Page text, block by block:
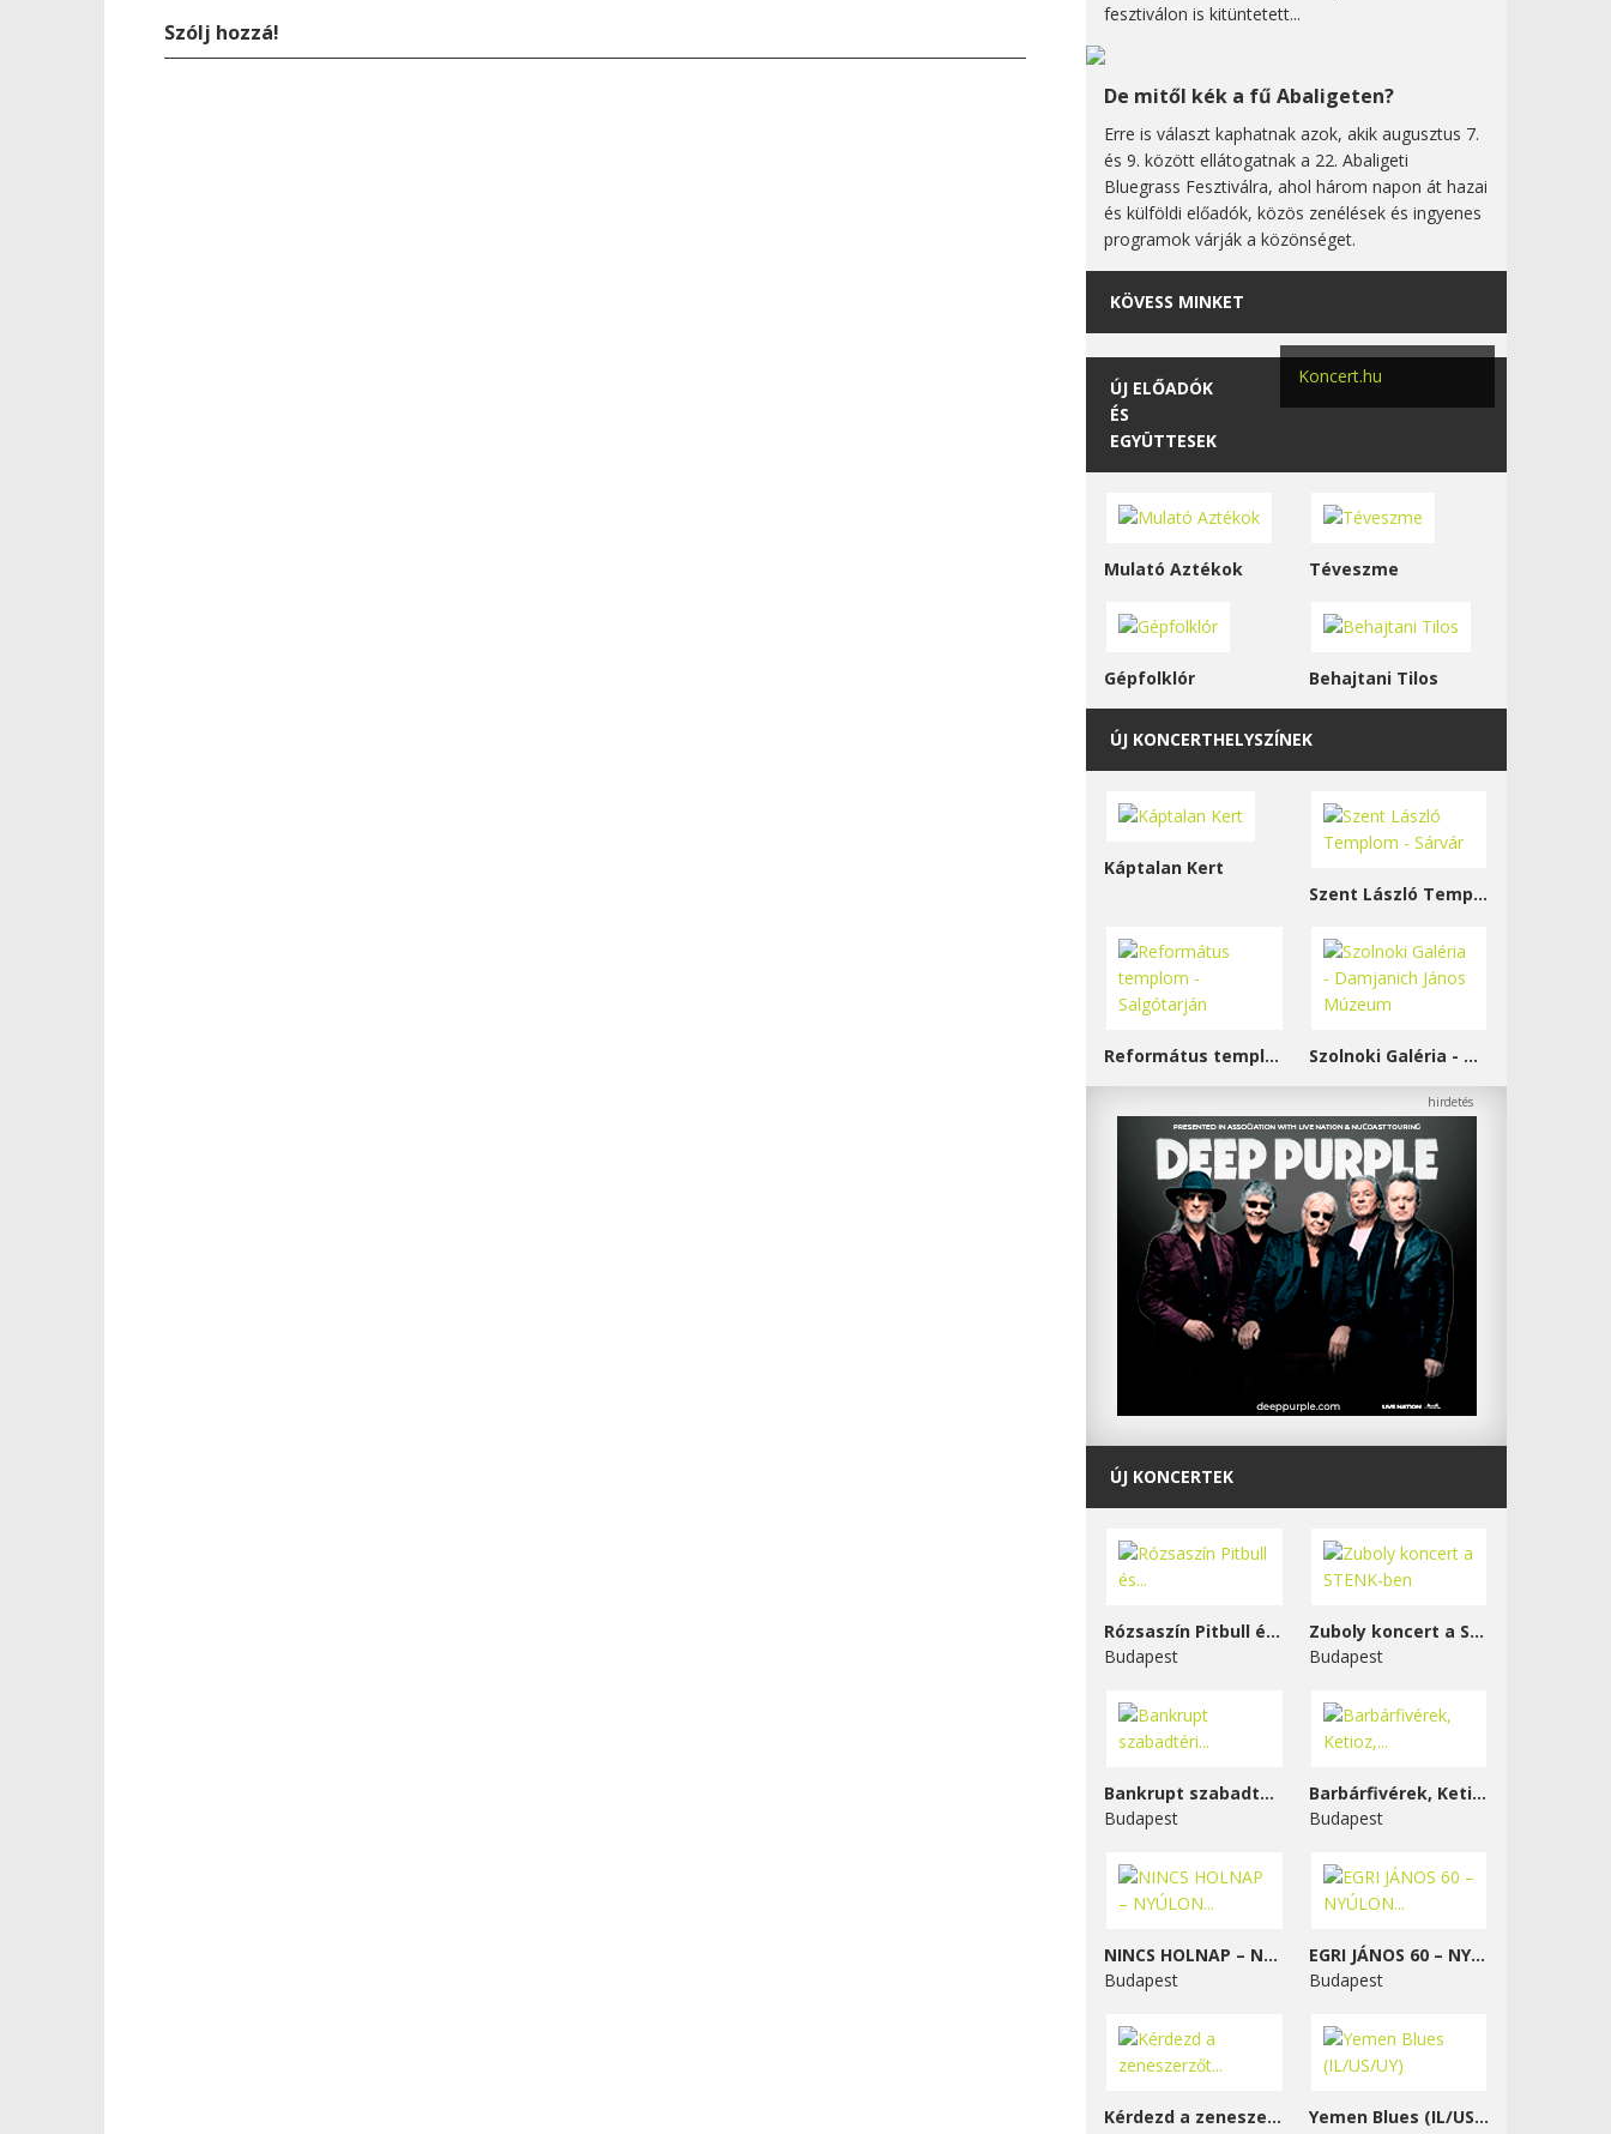
Szólj hozzá!
fesztiválon is kitüntetett...
De mitől kék a fű Abaligeten?
Erre is választ kaphatnak azok, akik augusztus 7.
és 9. között ellátogatnak a 22. Abaligeti
Bluegrass Fesztiválra, ahol három napon át hazai
és külföldi előadók, közös zenélések és ingyenes
programok várják a közönséget.
KÖVESS MINKET
Koncert.hu
ÚJ ELŐADÓK
ÉS
EGYÜTTESEK
Mulató Aztékok Téveszme
Gépfolklór Behajtani Tilos
ÚJ KONCERTHELYSZÍNEK
Káptalan Kert
Szent László Templom - Sárvár
Református templom - Salgótarján Szolnoki Galéria - Damjanich János Múzeum
ÚJ KONCERTEK
Rózsaszín Pitbull és...
Budapest
Zuboly koncert a STENK-ben
Budapest
Bankrupt szabadtéri...
Budapest
Barbárfivérek, Ketioz,...
Budapest
NINCS HOLNAP – NYÚLON...
Budapest
EGRI JÁNOS 60 – NYÚLON...
Budapest
Kérdezd a zeneszerzőt...
Yemen Blues (IL/US/UY)